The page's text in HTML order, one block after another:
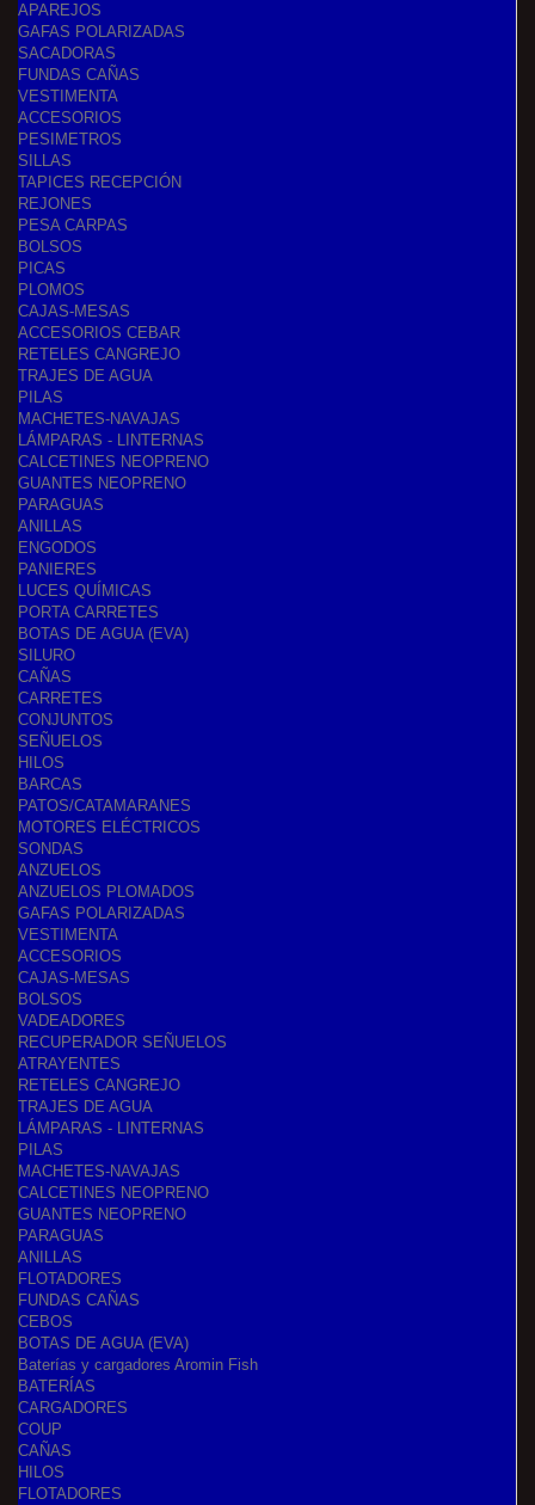
APAREJOS
GAFAS POLARIZADAS
SACADORAS
FUNDAS CAÑAS
VESTIMENTA
ACCESORIOS
PESIMETROS
SILLAS
TAPICES RECEPCIÓN
REJONES
PESA CARPAS
BOLSOS
PICAS
PLOMOS
CAJAS-MESAS
ACCESORIOS CEBAR
RETELES CANGREJO
TRAJES DE AGUA
PILAS
MACHETES-NAVAJAS
LÁMPARAS - LINTERNAS
CALCETINES NEOPRENO
GUANTES NEOPRENO
PARAGUAS
ANILLAS
ENGODOS
PANIERES
LUCES QUÍMICAS
PORTA CARRETES
BOTAS DE AGUA (EVA)
SILURO
CAÑAS
CARRETES
CONJUNTOS
SEÑUELOS
HILOS
BARCAS
PATOS/CATAMARANES
MOTORES ELÉCTRICOS
SONDAS
ANZUELOS
ANZUELOS PLOMADOS
GAFAS POLARIZADAS
VESTIMENTA
ACCESORIOS
CAJAS-MESAS
BOLSOS
VADEADORES
RECUPERADOR SEÑUELOS
ATRAYENTES
RETELES CANGREJO
TRAJES DE AGUA
LÁMPARAS - LINTERNAS
PILAS
MACHETES-NAVAJAS
CALCETINES NEOPRENO
GUANTES NEOPRENO
PARAGUAS
ANILLAS
FLOTADORES
FUNDAS CAÑAS
CEBOS
BOTAS DE AGUA (EVA)
Baterías y cargadores Aromin Fish
BATERÍAS
CARGADORES
COUP
CAÑAS
HILOS
FLOTADORES